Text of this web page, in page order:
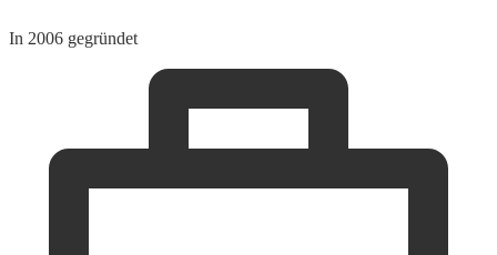
In 2006 gegründet